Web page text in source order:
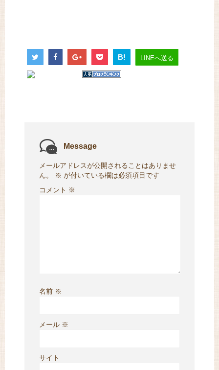
B! LINEへ送る
Message
メールアドレスが公開されることはありませ
ん。
※ が付いている欄は必須項目です
コメント ※
名前 ※
メール ※
サイト